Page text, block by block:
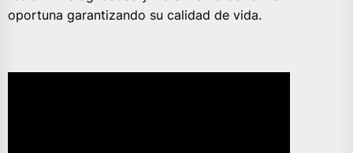
oportuna garantizando su calidad de vida.